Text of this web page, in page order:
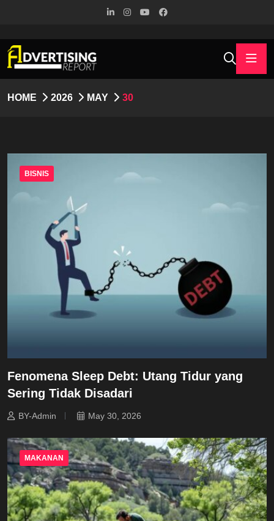
HOME 2026 MAY 30
BISNIS
Fenomena Sleep Debt: Utang Tidur yang
Sering Tidak Disadari
BY-Admin May 30, 2026
MAKANAN